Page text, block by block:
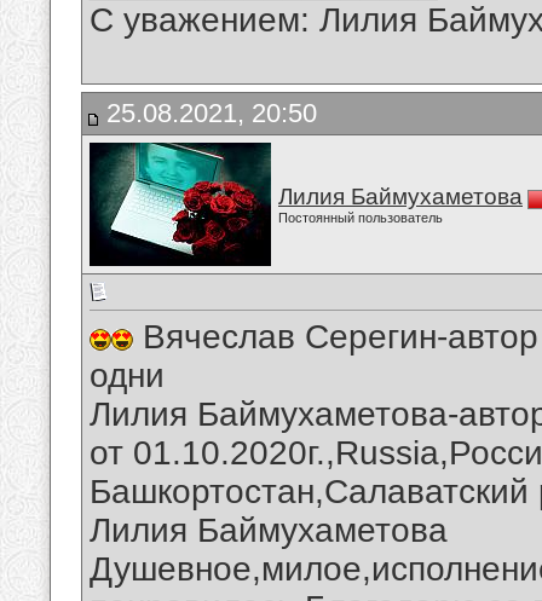
С уважением: Лилия
25.08.2021, 20:50
Лилия Баймухаметова
Постоянный пользователь
Вячеслав Серегин-
одни
Лилия Баймухаметова-
от
Лилия Баймухаметова